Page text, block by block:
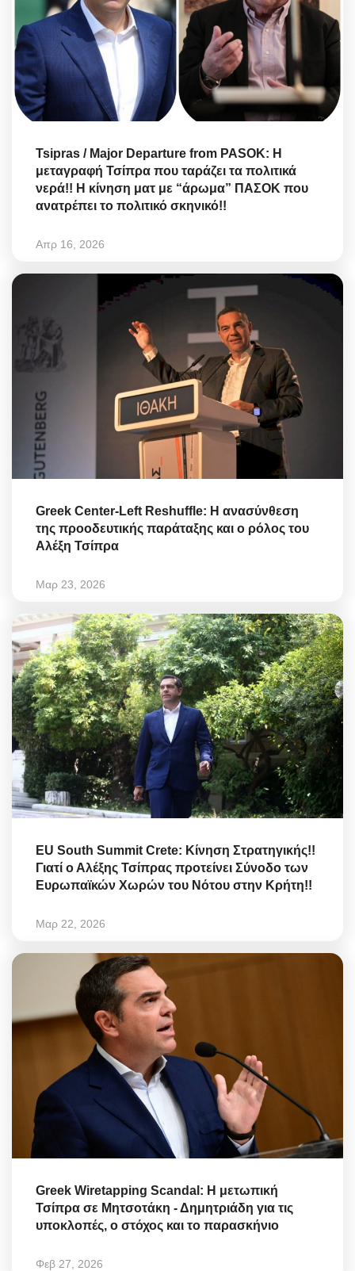
Tsipras / Major Departure from PASOK: Η
μεταγραφή Τσίπρα που ταράζει τα πολιτικά
νερά!! Η κίνηση ματ με “άρωμα” ΠΑΣΟΚ που
ανατρέπει το πολιτικό σκηνικό!!
Απρ 16, 2026
Greek Center-Left Reshuffle: Η ανασύνθεση
της προοδευτικής παράταξης και ο ρόλος του
Αλέξη Τσίπρα
Μαρ 23, 2026
EU South Summit Crete: Κίνηση Στρατηγικής!!
Γιατί ο Αλέξης Τσίπρας προτείνει Σύνοδο των
Ευρωπαϊκών Χωρών του Νότου στην Κρήτη!!
Μαρ 22, 2026
Greek Wiretapping Scandal: Η μετωπική
Τσίπρα σε Μητσοτάκη - Δημητριάδη για τις
υποκλοπές, ο στόχος και το παρασκήνιο
Φεβ 27, 2026